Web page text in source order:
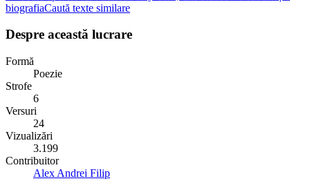
biografiaCaută texte similare
Despre această lucrare
Formă
Poezie
Strofe
6
Versuri
24
Vizualizări
3.199
Contribuitor
Alex Andrei Filip